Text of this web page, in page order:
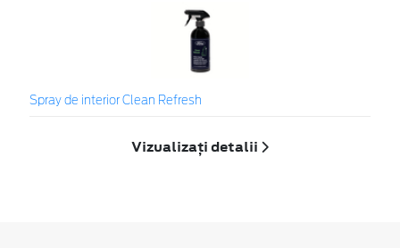
Spray de interior Clean Refresh
Vizualizați detalii